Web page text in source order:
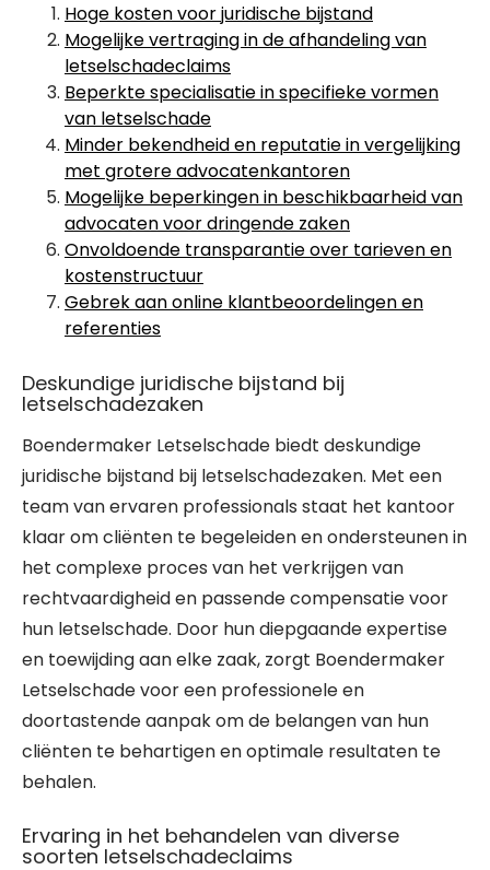
Hoge kosten voor juridische bijstand
Mogelijke vertraging in de afhandeling van
letselschadeclaims
Beperkte specialisatie in specifieke vormen
van letselschade
Minder bekendheid en reputatie in vergelijking
met grotere advocatenkantoren
Mogelijke beperkingen in beschikbaarheid van
advocaten voor dringende zaken
Onvoldoende transparantie over tarieven en
kostenstructuur
Gebrek aan online klantbeoordelingen en
referenties
Deskundige juridische bijstand bij
letselschadezaken
Boendermaker Letselschade biedt deskundige
juridische bijstand bij letselschadezaken. Met een
team van ervaren professionals staat het kantoor
klaar om cliënten te begeleiden en ondersteunen in
het complexe proces van het verkrijgen van
rechtvaardigheid en passende compensatie voor
hun letselschade. Door hun diepgaande expertise
en toewijding aan elke zaak, zorgt Boendermaker
Letselschade voor een professionele en
doortastende aanpak om de belangen van hun
cliënten te behartigen en optimale resultaten te
behalen.
Ervaring in het behandelen van diverse
soorten letselschadeclaims